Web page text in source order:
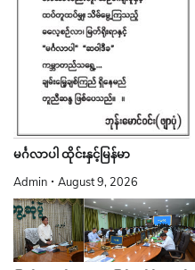
မင်္ဂလာပါ ထိုင်းနှင့်မြန်မာ
Admin August 9, 2026